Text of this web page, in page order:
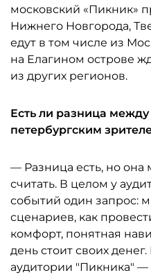
московский «Пикник»
Нижнего Новгорода,
едут в том числе из
на Елагином острове
из других регионов.
Есть ли разница
петербургским
— Разница есть, но
считать. В целом у
событий один запрос:
сценариев, как
комфорт, понятная
день стоит своих
аудитории "Пикника"